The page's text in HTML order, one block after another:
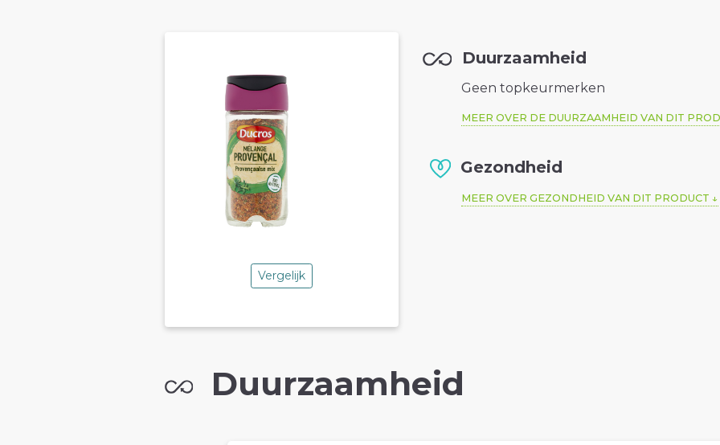
Vergelijk
Duurzaamheid
Geen topkeurmerken
MEER OVER DE DUURZAAMHEID VAN DIT
Gezondheid
MEER OVER GEZONDHEID VAN DIT PRODUCT
Duurzaamheid